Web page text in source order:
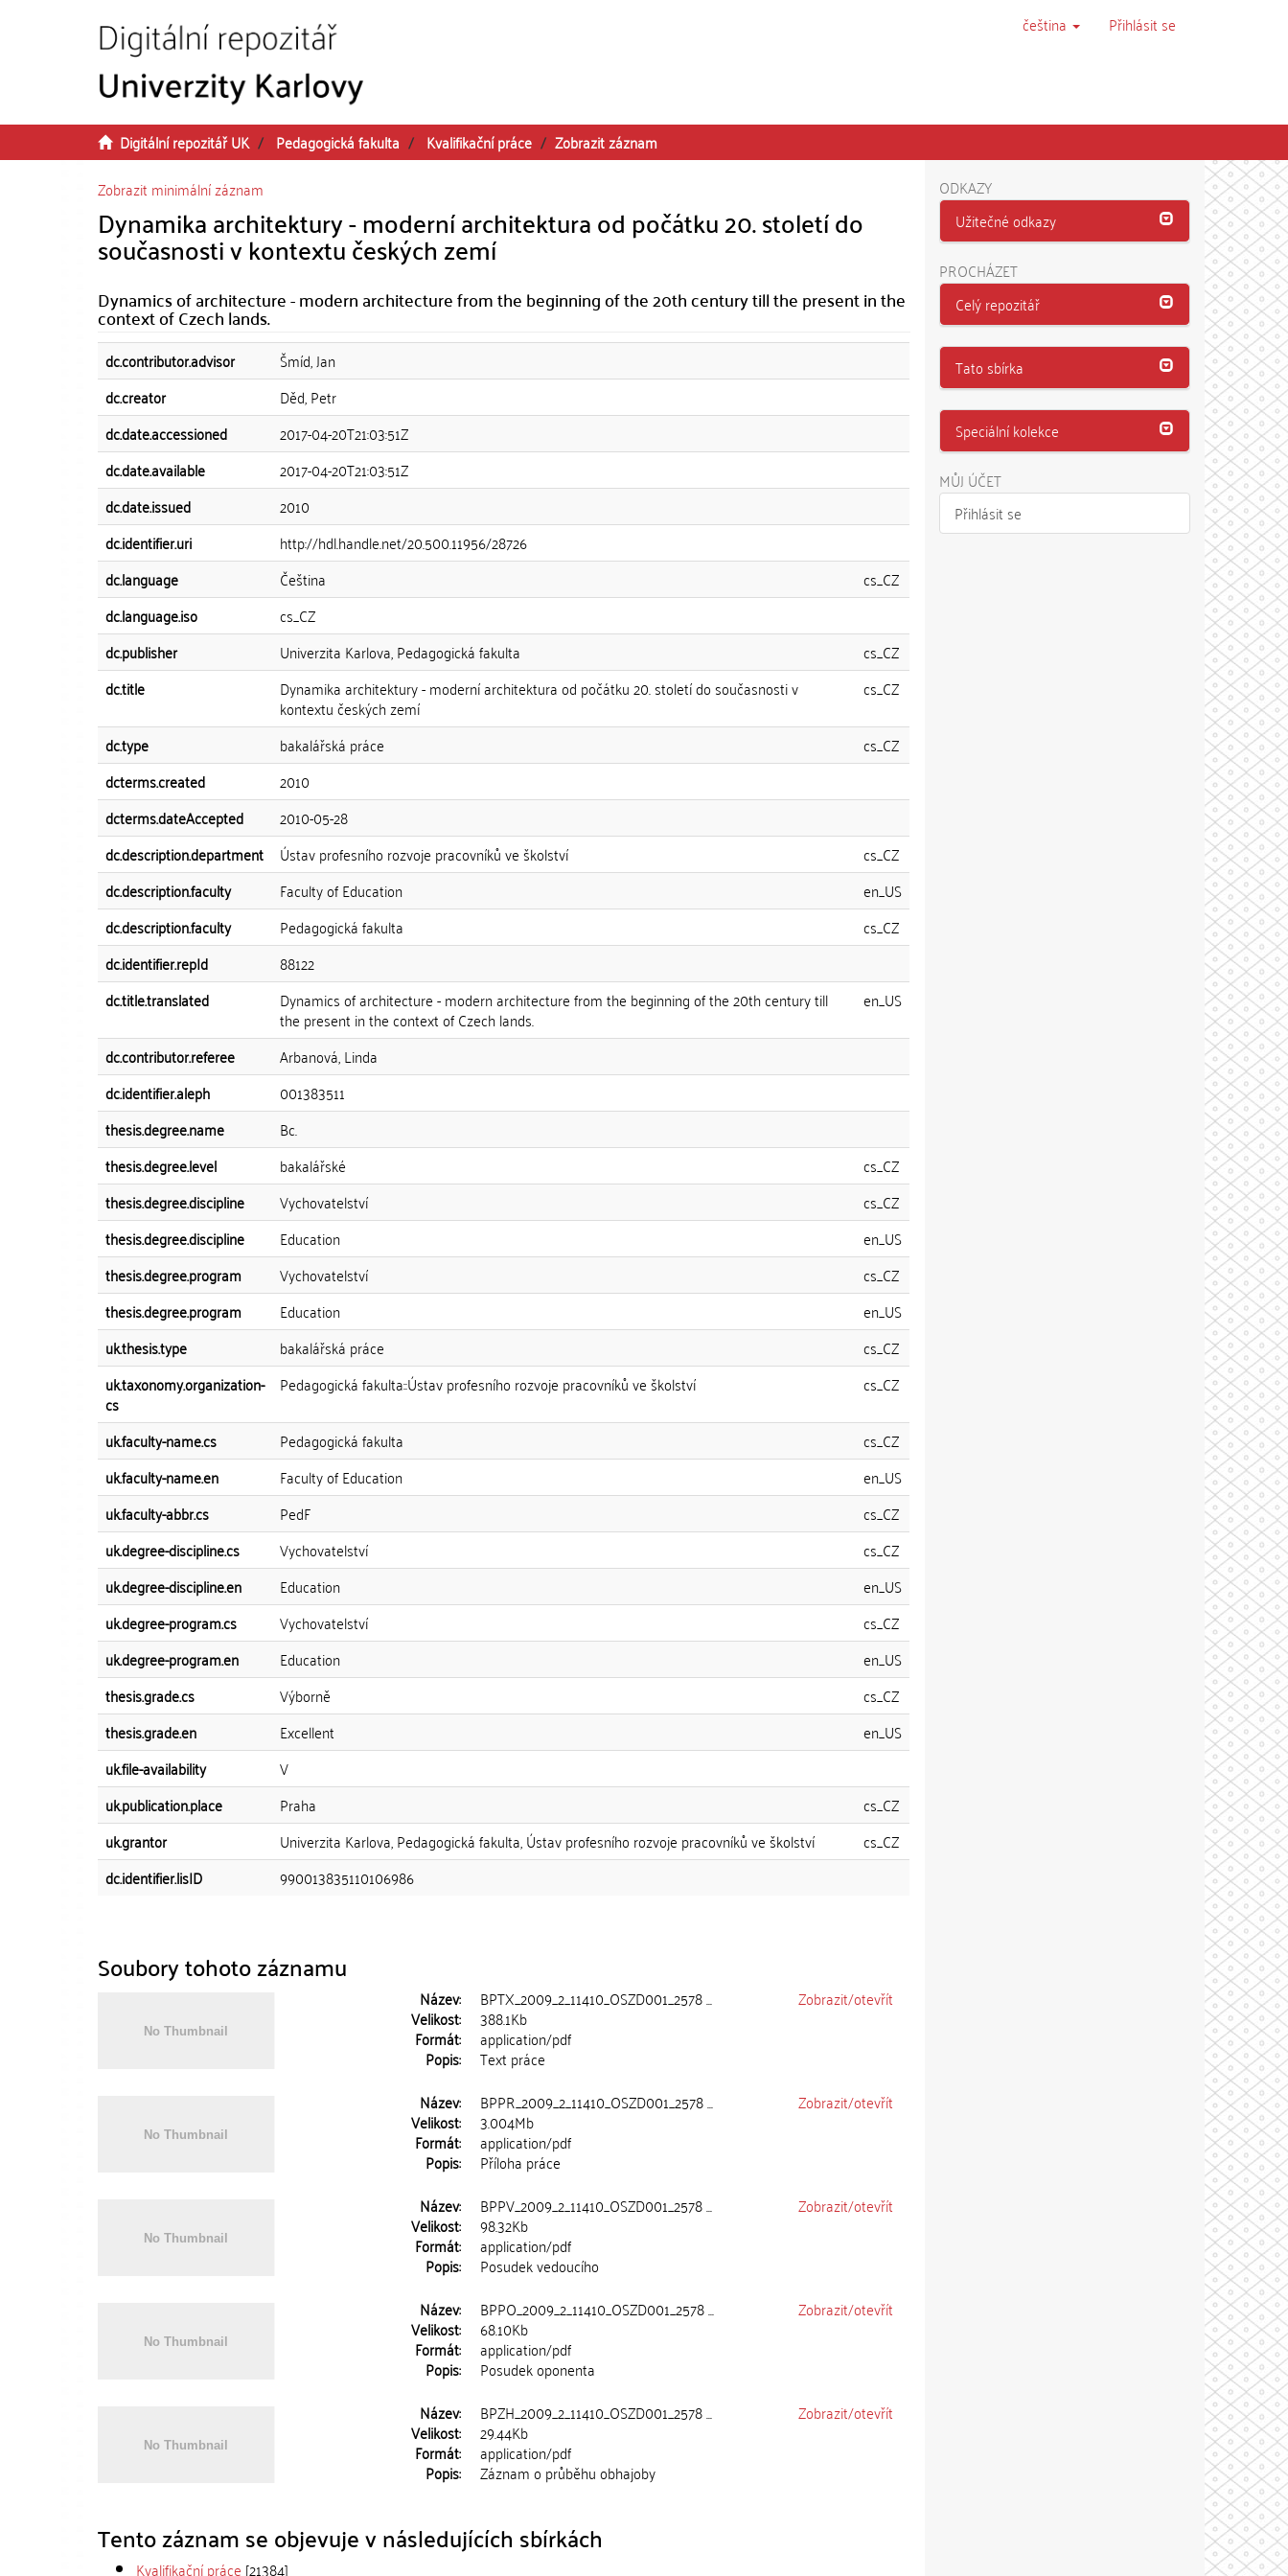
čeština Přihlásit se
Digitální repozitář UK Pedagogická fakulta Kvalifikační práce
Zobrazit záznam
Zobrazit minimální záznam
Dynamika architektury - moderní architektura od počátku 20. století do
současnosti v kontextu českých zemí
Dynamics of architecture - modern architecture from the beginning of the 20th century till the present in the
context of Czech lands.
dc.contributor.advisor
Šmíd, Jan
dc.creator
Děd, Petr
dc.date.accessioned
2017-04-20T21:03:51Z
dc.date.available
2017-04-20T21:03:51Z
dc.date.issued
2010
dc.identifier.uri
http://hdl.handle.net/20.500.11956/28726
dc.language
Čeština
cs_CZ
dc.language.iso
cs_CZ
dc.publisher
Univerzita Karlova, Pedagogická fakulta
cs_CZ
dc.title
Dynamika architektury - moderní architektura od počátku 20. století do současnosti v
kontextu českých zemí
cs_CZ
dc.type bakalářská práce
cs_CZ
dcterms.created
2010
dcterms.dateAccepted
2010-05-28
dc.description.department
Ústav profesního rozvoje pracovníků ve školství
cs_CZ
dc.description.faculty
Faculty of Education
en_US
dc.description.faculty
Pedagogická fakulta
cs_CZ
dc.identifier.repId
88122
dc.title.translated
Dynamics of architecture - modern architecture from the beginning of the 20th century till
the present in the context of Czech lands.
en_US
dc.contributor.referee
Arbanová, Linda
dc.identifier.aleph
001383511
thesis.degree.name
Bc.
thesis.degree.level
bakalářské
cs_CZ
thesis.degree.discipline
Vychovatelství
cs_CZ
thesis.degree.discipline
Education
en_US
thesis.degree.program
Vychovatelství
cs_CZ
thesis.degree.program
Education
en_US
uk.thesis.type
bakalářská práce
cs_CZ
uk.taxonomy.organization-
cs
Pedagogická fakulta::Ústav profesního rozvoje pracovníků ve školství cs_CZ
uk.faculty-name.cs Pedagogická fakulta
cs_CZ
uk.faculty-name.en
Faculty of Education
en_US
uk.faculty-abbr.cs
PedF
cs_CZ
uk.degree-discipline.cs
Vychovatelství
cs_CZ
uk.degree-discipline.en
Education
en_US
uk.degree-program.cs
Vychovatelství
cs_CZ
uk.degree-program.en
Education
en_US
thesis.grade.cs
Výborně
cs_CZ
thesis.grade.en
Excellent
en_US
uk.file-availability
V
uk.publication.place
Praha
cs_CZ
uk.grantor
Univerzita Karlova, Pedagogická fakulta, Ústav profesního rozvoje pracovníků ve školství
cs_CZ
dc.identifier.lisID
990013835110106986
Soubory tohoto záznamu
Název: BPTX_2009_2_11410_OSZD001_2578 ...
Velikost: 388.1Kb
Formát: application/pdf
Popis: Text práce
Zobrazit/otevřít
Název: BPPR_2009_2_11410_OSZD001_2578 ...
Velikost: 3.004Mb
Formát: application/pdf
Popis: Příloha práce
Zobrazit/otevřít
Název: BPPV_2009_2_11410_OSZD001_2578 ...
Velikost: 98.32Kb
Formát: application/pdf
Popis: Posudek vedoucího
Zobrazit/otevřít
Název: BPPO_2009_2_11410_OSZD001_2578 ...
Velikost: 68.10Kb
Formát: application/pdf
Popis: Posudek oponenta
Zobrazit/otevřít
Název: BPZH_2009_2_11410_OSZD001_2578 ...
Velikost: 29.44Kb
Formát: application/pdf
Popis: Záznam o průběhu obhajoby
Zobrazit/otevřít
Tento záznam se objevuje v následujících sbírkách
Kvalifikační práce [21384]
ODKAZY
Užitečné odkazy
PROCHÁZET
Celý repozitář
Tato sbírka
Speciální kolekce
MŮJ ÚČET
Přihlásit se